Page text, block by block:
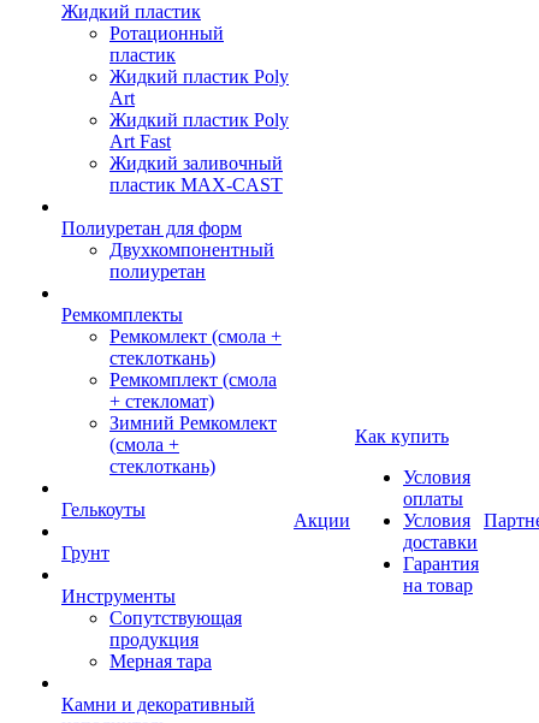
Жидкий пластик
Ротационный
пластик
Жидкий пластик Poly
Art
Жидкий пластик Poly
Art Fast
Жидкий заливочный
пластик MAX-CAST
Полиуретан для форм
Двухкомпонентный
полиуретан
Ремкомплекты
Ремкомлект (смола +
стеклоткань)
Ремкомплект (смола
+ стекломат)
Зимний Ремкомлект
(смола +
стеклоткань)
Гелькоуты
Грунт
Инструменты
Сопутствующая
продукция
Мерная тара
Камни и декоративный
Акции
Как купить
Условия
оплаты
Условия
доставки
Гарантия
на товар